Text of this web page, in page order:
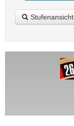
Stufenansicht